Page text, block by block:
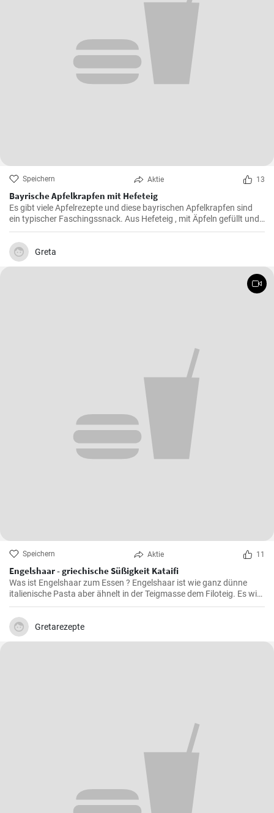
Speichern Aktie 13
Bayrische Apfelkrapfen mit Hefeteig
Es gibt viele Apfelrezepte und diese bayrischen Apfelkrapfen sind
ein typischer Faschingssnack. Aus Hefeteig , mit Äpfeln gefüllt und
saftig frittiert werden sie nachher in Zimtzucker gewälzt und frisch
genossen.
Greta
Speichern Aktie 11
Engelshaar - griechische Süßigkeit Kataifi
Was ist Engelshaar zum Essen ? Engelshaar ist wie ganz dünne
italienische Pasta aber ähnelt in der Teigmasse dem Filoteig. Es wird
im balkanischen Raum für Süßspeisen mit Nüssen und Gewürzen
gefüllt benutzt. Schauen Sie selbst wie es geht !
Gretarezepte